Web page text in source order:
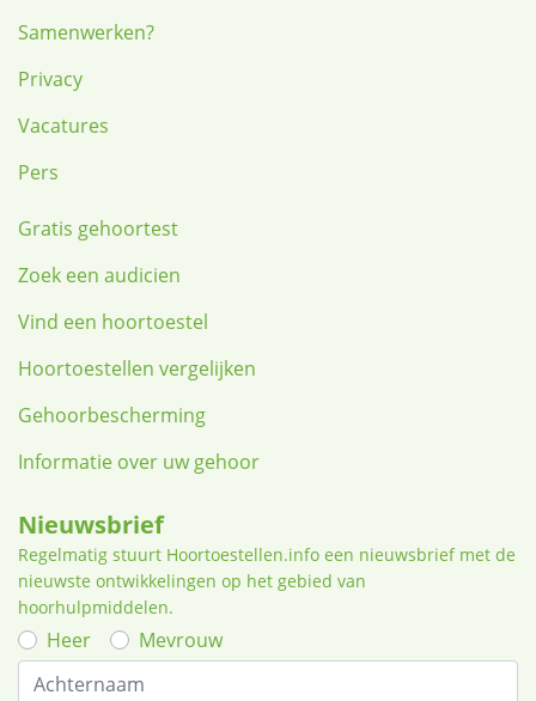
Samenwerken?
Privacy
Vacatures
Pers
Gratis gehoortest
Zoek een audicien
Vind een hoortoestel
Hoortoestellen vergelijken
Gehoorbescherming
Informatie over uw gehoor
Nieuwsbrief
Regelmatig stuurt Hoortoestellen.info een nieuwsbrief met de
nieuwste ontwikkelingen op het gebied van
hoorhulpmiddelen.
Heer Mevrouw